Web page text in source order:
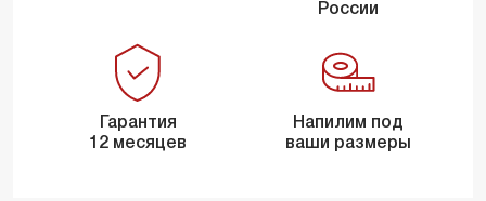
России
Гарантия
12 месяцев
Напилим под
ваши размеры